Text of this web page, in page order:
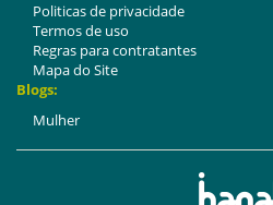
Politicas de privacidade
Termos de uso
Regras para contratantes
Mapa do Site
Blogs:
Mulher